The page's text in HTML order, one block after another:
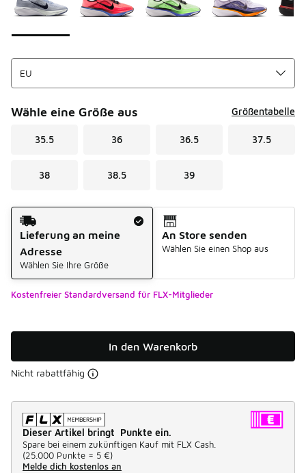
Wähle eine Größe aus Größentabelle
35.5 36 36.5 37.5
38 38.5 39
Versandart
Lieferung an meine
Adresse
Wählen Sie Ihre Größe
An Store senden
Wählen Sie einen Shop aus
Kostenfreier Standardversand für FLX-Mitglieder
In den Warenkorb
Nicht rabattfähig
Dieser Artikel bringt Punkte ein.
Spare bei einem zukünftigen Kauf mit FLX Cash.
(25.000 Punkte = 5 €)
Melde dich kostenlos an